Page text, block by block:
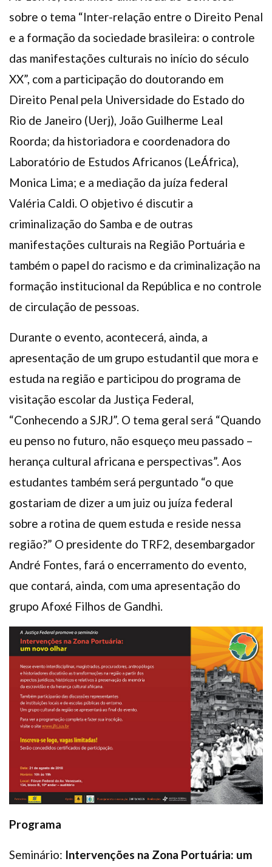
sobre o tema “Inter-relação entre o Direito Penal
e a formação da sociedade brasileira: o controle
das manifestações culturais no início do século
XX”, com a participação do doutorando em
Direito Penal pela Universidade do Estado do
Rio de Janeiro (Uerj), João Guilherme Leal
Roorda; da historiadora e coordenadora do
Laboratório de Estudos Africanos (LeÁfrica),
Monica Lima; e a mediação da juíza federal
Valéria Caldi. O objetivo é discutir a
criminalização do Samba e de outras
manifestações culturais na Região Portuária e
também o papel do racismo e da criminalização na
formação institucional da República e no controle
de circulação de pessoas.
Durante o evento, acontecerá, ainda, a
apresentação de um grupo estudantil que mora e
estuda na região e participou do programa de
visitação escolar da Justiça Federal,
“Conhecendo a SJRJ”. O tema geral será “Quando
eu penso no futuro, não esqueço meu passado –
herança cultural africana e perspectivas”. Aos
estudantes também será perguntado “o que
gostariam de dizer a um juiz ou juíza federal
sobre a rotina de quem estuda e reside nessa
região?” O presidente do TRF2, desembargador
André Fontes, fará o encerramento do evento,
que contará, ainda, com uma apresentação do
grupo Afoxé Filhos de Gandhi.
Programa
Seminário: Intervenções na Zona Portuária: um